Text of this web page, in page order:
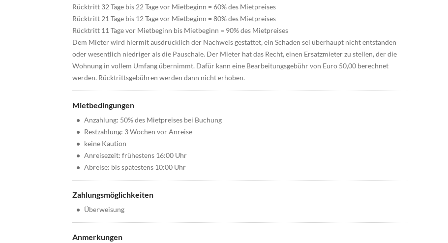
Rücktritt 32 Tage bis 22 Tage vor Mietbeginn = 60% des Mietpreises
Rücktritt 21 Tage bis 12 Tage vor Mietbeginn = 80% des Mietpreises
Rücktritt 11 Tage vor Mietbeginn bis Mietbeginn = 90% des Mietpreises
Dem Mieter wird hiermit ausdrücklich der Nachweis gestattet, ein Schaden sei überhaupt nicht entstanden
oder wesentlich niedriger als die Pauschale. Der Mieter hat das Recht, einen Ersatzmieter zu stellen, der die
Wohnung in vollem Umfang übernimmt. Dafür kann eine Bearbeitungsgebühr von Euro 50,00 berechnet
werden. Rücktrittsgebühren werden dann nicht erhoben.
Mietbedingungen
• Anzahlung: 50% des Mietpreises bei Buchung
• Restzahlung: 3 Wochen vor Anreise
• keine Kaution
• Anreisezeit: frühestens 16:00 Uhr
• Abreise: bis spätestens 10:00 Uhr
Zahlungsmöglichkeiten
• Überweisung
Anmerkungen